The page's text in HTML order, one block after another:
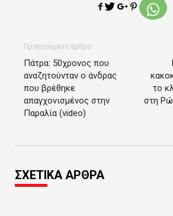
Προηγούμενο άρθρο
Πάτρα: 50χρονος που
αναζητούνταν ο άνδρας
που βρέθηκε
απαγχονισμένος στην
Παραλία (video)
το
στη
ΣΧΕΤΙΚΑ ΑΡΘΡΑ